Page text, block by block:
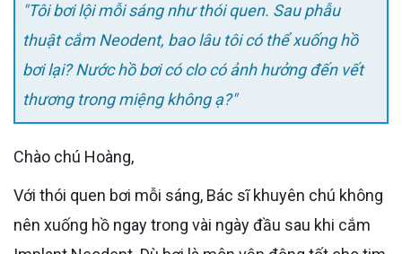
"Tôi bơi lội mỗi sáng như thói quen. Sau phẫu
thuật cắm Neodent, bao lâu tôi có thể xuống hồ
bơi lại? Nước hồ bơi có clo có ảnh hưởng đến vết
thương trong miệng không ạ?"
Chào chú Hoàng,
Với thói quen bơi mỗi sáng, Bác sĩ khuyên chú không
nên xuống hồ ngay trong vài ngày đầu sau khi cắm